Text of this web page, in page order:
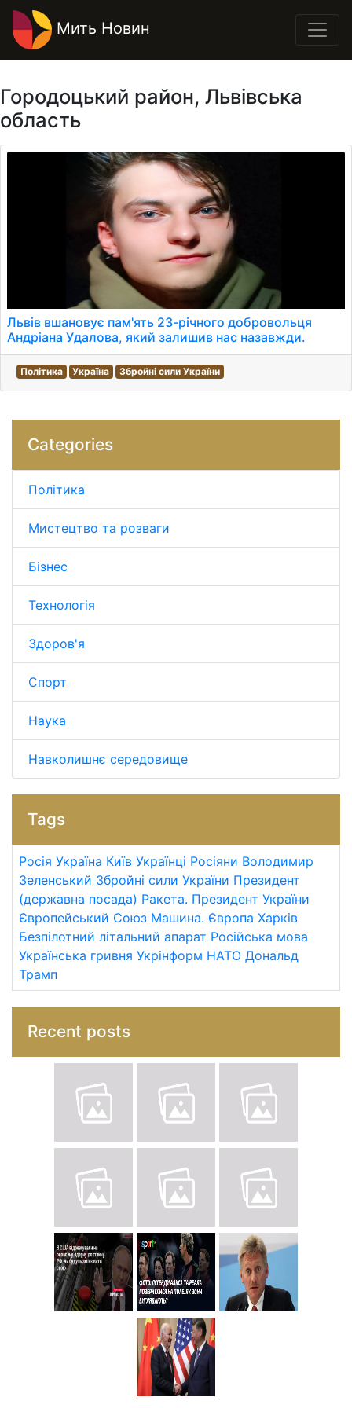
Мить Новин
Городоцький район, Львівська
область
Львів вшановує пам'ять 23-річного добровольця
Андріана Удалова, який залишив нас назавжди.
Політика Україна Збройні сили України
Categories
Політика
Мистецтво та розваги
Бізнес
Технологія
Здоров'я
Спорт
Наука
Навколишнє середовище
Tags
Росія Україна Київ Українці Росіяни Володимир
Зеленський Збройні сили України Президент
(державна посада) Ракета. Президент України
Європейський Союз Машина. Європа Харків
Безпілотний літальний апарат Російська мова
Українська гривня Укрінформ НАТО Дональд
Трамп
Recent posts